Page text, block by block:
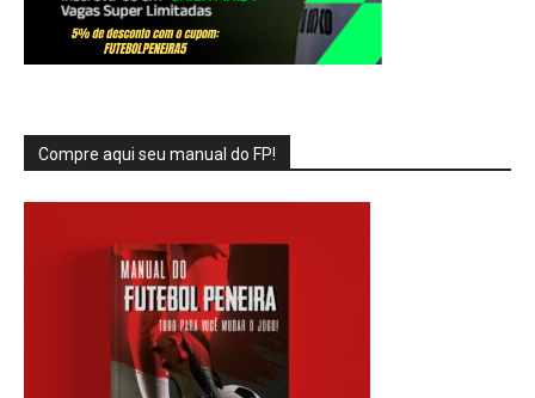
Compre aqui seu manual do FP!